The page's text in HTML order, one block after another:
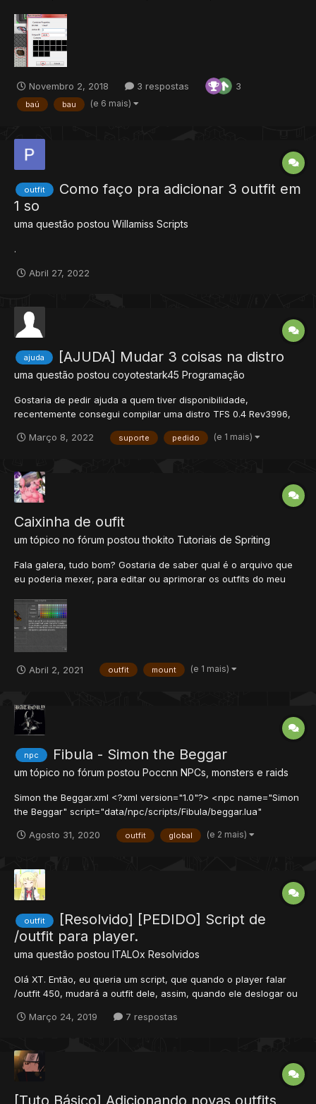
simples e já foi testado, estando o mesmo 100% na minha base
8.54 Vamos lá! Vá em data/actions/script...
Novembro 2, 2018 3 respostas 3
baú bau (e 6 mais)
outfit
Como faço pra adicionar 3 outfit em
1 so
uma questão postou Willamiss Scripts
.
Abril 27, 2022
ajuda [AJUDA] Mudar 3 coisas na distro
uma questão postou coyotestark45 Programação
Gostaria de pedir ajuda a quem tiver disponibilidade,
recentemente consegui compilar uma distro TFS 0.4 Rev3996,
mudanças, mas não tenho a minima ideia de onde mecher. Que
Março 8, 2022 suporte pedido (e 1 mais)
Caixinha de oufit
um tópico no fórum postouthokito Tutoriais de Spriting
Fala galera, tudo bom? Gostaria de saber qual é o arquivo que
eu poderia mexer, para editar ou aprimorar os outfits do meu
montarias. meu ot é 8.6. Eu ja vi em outros ot's, sei que é
possivel.
Abril 2, 2021 outfit mount (e 1 mais)
npc Fibula - Simon the Beggar
um tópico no fórum postou Poccnn NPCs, monsters e raids
Simon the Beggar.xml <?xml version="1.0"?> <npc name="Simon
the Beggar" script="data/npc/scripts/Fibula/beggar.lua"
type="153" head="116" body="123" legs="123" feet="40"
v...
Agosto 31, 2020 outfit global (e 2 mais)
outfit
[Resolvido] [PEDIDO] Script de
/outfit para player.
uma questão postou ITALOx Resolvidos
Olá XT. Então, eu queria um script, que quando o player falar
/outfit 450, mudará a outfit dele, assim, quando ele deslogar ou
24 HORAS. Exemplo: 21:13 Lord Surfista [250]: /outfit 450 Certo, o
Março 24, 2019 7 respostas
[Tuto Básico] Adicionando novas outfits